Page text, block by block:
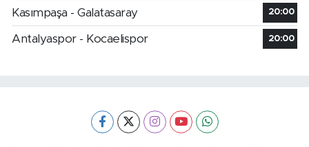
Kasımpaşa - Galatasaray 20:00
Antalyaspor - Kocaelispor 20:00